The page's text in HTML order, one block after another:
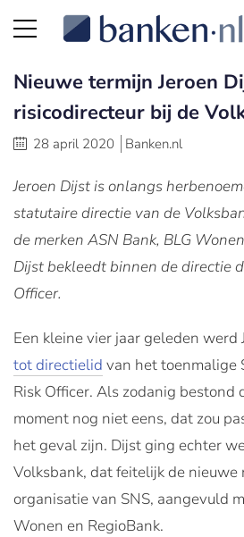
Nieuwe termijn Jeroen
risicodirecteur bij de
28 april 2020 Banken.nl
Jeroen Dijst is onlangs
statutaire directie van de
de merken ASN Bank, BLG
Dijst bekleedt binnen de directie
Officer.
Een kleine vier jaar geleden werd
tot directielid van het toenmalige
Risk Officer. Als zodanig bestond
moment nog niet eens, dat zou
het geval zijn. Dijst ging echter
Volksbank, dat feitelijk de nieuwe
organisatie van SNS, aangevuld
Wonen en RegioBank.